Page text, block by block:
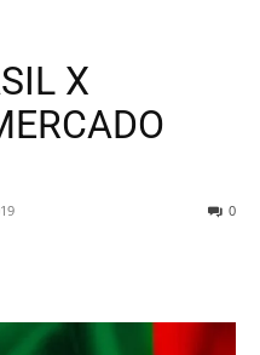
X
0